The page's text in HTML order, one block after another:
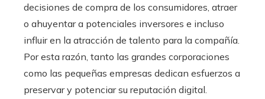
decisiones de compra de los consumidores, atraer
o ahuyentar a potenciales inversores e incluso
influir en la atracción de talento para la compañía.
Por esta razón, tanto las grandes corporaciones
como las pequeñas empresas dedican esfuerzos a
preservar y potenciar su reputación digital.